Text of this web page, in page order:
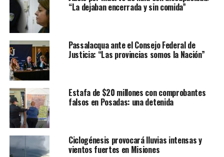
“La dejaban encerrada y sin comida”
Passalacqua ante el Consejo Federal de
Justicia: “Las provincias somos la Nación”
Estafa de $20 millones con comprobantes
falsos en Posadas: una detenida
Ciclogénesis provocará lluvias intensas y
vientos fuertes en Misiones